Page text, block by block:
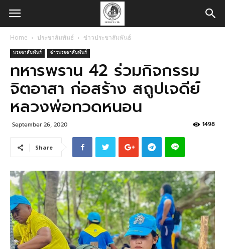
Home ประชาสัมพันธ์ ข่าวประชาสัมพันธ์
ประชาสัมพันธ์ ข่าวประชาสัมพันธ์
ทหารพราน 42 ร่วมกิจกรรม
จิตอาสา ก่อสร้าง สถูปเจดีย์
หลวงพ่อทวดหนอน
September 26, 2020 1498
Share